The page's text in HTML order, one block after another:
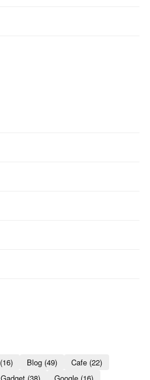
(16) Blog(49) Cafe(22)
Gadget(38) Google(16)